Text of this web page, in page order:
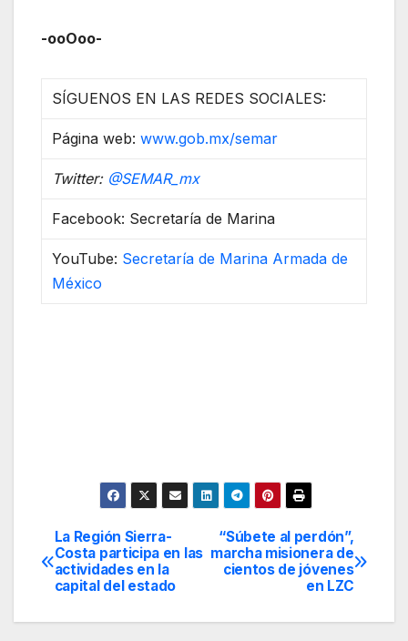
-ooOoo-
SÍGUENOS EN LAS REDES SOCIALES:
Página web:www.gob.mx/semar
Twitter: @SEMAR_mx
Facebook: Secretaría de Marina
YouTube: Secretaría de Marina Armada de
México
Navegación
de
entradas
“Súbete al perdón”,
marcha misionera de
cientos de jóvenes
en LZC
La Región Sierra-
Costa participa en las
actividades en la
capital del estado